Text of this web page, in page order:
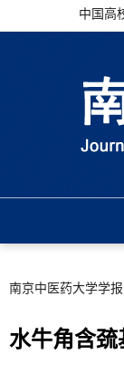
中国高
南京中医药大学学报
水牛角含巯